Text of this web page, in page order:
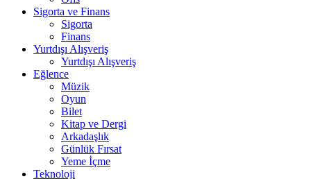
Sigorta ve Finans
Sigorta
Finans
Yurtdışı Alışveriş
Yurtdışı Alışveriş
Eğlence
Müzik
Oyun
Bilet
Kitap ve Dergi
Arkadaşlık
Günlük Fırsat
Yeme İçme
Teknoloji